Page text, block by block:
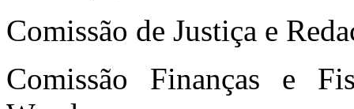
Comissão de Justiça e
Comissão Finanças e